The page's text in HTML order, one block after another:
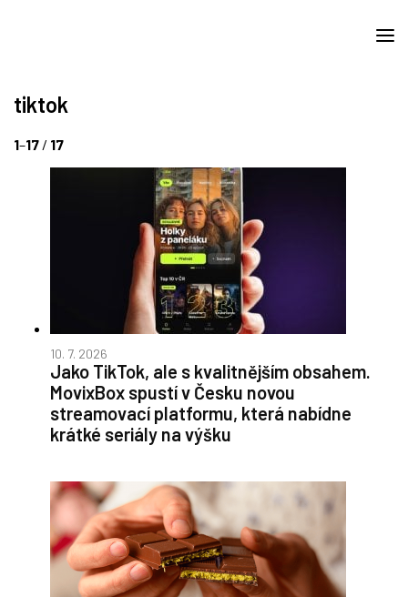
tiktok
1–17 / 17
10. 7. 2026
Jako TikTok, ale s kvalitnějším obsahem.
MovixBox spustí v Česku novou
streamovací platformu, která nabídne
krátké seriály na výšku